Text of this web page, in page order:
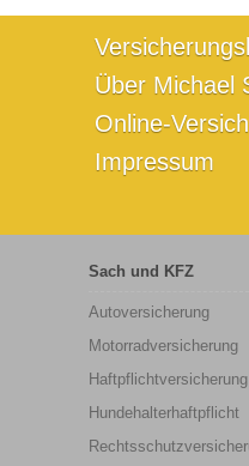
Über Michael
Online-
Impressum
Sach und KFZ
Autoversicherung
Motorradversicherung
Haftpflichtversicherung
Hundehalterhaftpflicht